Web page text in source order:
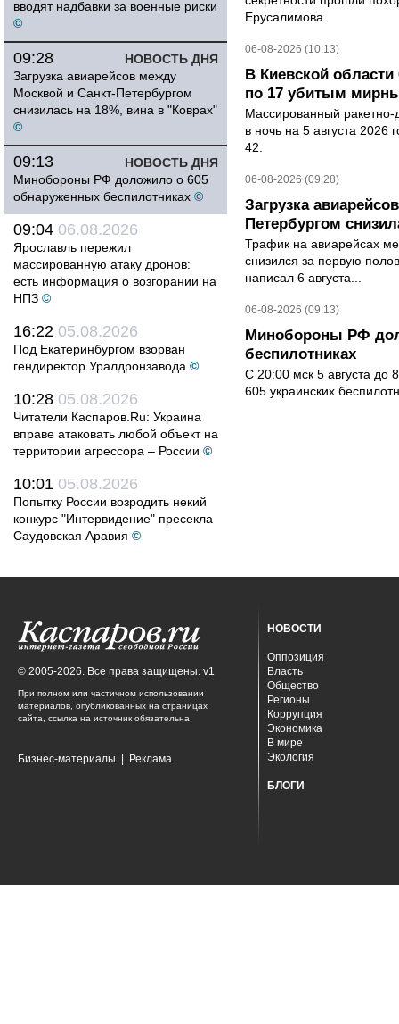
вводят надбавки за военные риски
©
НОВОСТЬ ДНЯ
09:28
Загрузка авиарейсов между
Москвой и Санкт-Петербургом
снизилась на 18%, вина в "Коврах"
©
НОВОСТЬ ДНЯ
09:13
Минобороны РФ доложило о 605
обнаруженных беспилотниках ©
09:04 06.08.2026
Ярославль пережил
массированную атаку дронов:
есть информация о возгорании на
НПЗ ©
16:22 05.08.2026
Под Екатеринбургом взорван
гендиректор Уралдронзавода ©
10:28 05.08.2026
Читатели Каспаров.Ru: Украина
вправе атаковать любой объект на
территории агрессора – России ©
10:01 05.08.2026
Попытку России возродить некий
конкурс "Интервидение" пресекла
Саудовская Аравия ©
Ерусалимова.
06-08-2026 (10:13)
В Киевской
по 17 убитым
Массированный ракетно-
в ночь на 5 августа 2026
42.
06-08-2026 (09:28)
Загрузка
Петербургом
Трафик на авиарейсах
снизился за первую
написал 6 августа...
06-08-2026 (09:13)
Минобороны РФ
беспилотниках
С 20:00 мск 5 августа до
605 украинских
© 2005-2026. Все права защищены. v1
При полном или частичном использовании
материалов, опубликованных на страницах
сайта, ссылка на источник обязательна.
Бизнес-материалы Реклама
НОВОСТИ
Оппозиция
Власть
Общество
Регионы
Коррупция
Экономика
В мире
Экология
БЛОГИ